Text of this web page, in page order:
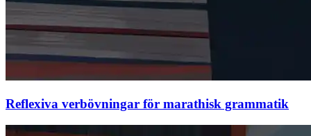
Reflexiva verbövningar för marathisk grammatik